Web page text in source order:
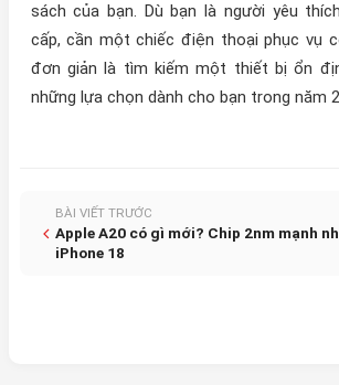
sách của bạn. Dù bạn là người yêu
cấp, cần một chiếc điện thoại phục vụ
đơn giản là tìm kiếm một thiết bị ổn
những lựa chọn dành cho bạn trong năm
BÀI VIẾT TRƯỚC
Apple A20 có gì mới? Chip 2nm mạnh
iPhone 18